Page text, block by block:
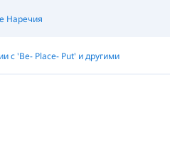
Наречия
с 'Be- Place- Put' и другими